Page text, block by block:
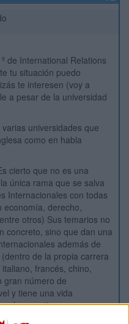
de International Relations
tu situación puedo
te interesen (voy a
a pesar de la universidad
universidades que
como en habla
cierto que no es una
única rama que se salva
Internacionales con todas
economía, derecho,
otros) Sus temarios no
concreto, sino que dan una
además de
de la propia carrera
francés, chino,
gran número de
y tiene una vida
tienen una
suelen ser ya doctores y